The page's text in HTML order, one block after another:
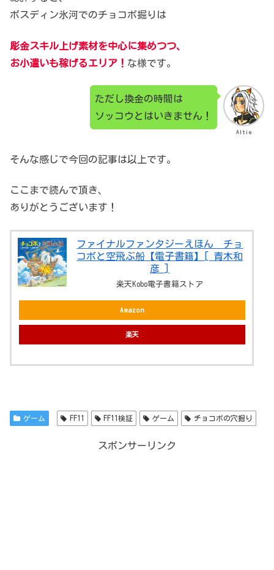
ボスディン氷河でのチョコボ掘りは
彫金スキル上げ素材を中心に集めつつ、
お小遣いも稼げるエリア！ な様です。
Altie
ただし換金の時間は
ソッコウとはいきません！
そんな感じで今回の記事は以上です。
ここまで読んで頂き、
ありがとうございます！
ファイナルファンタジーえほん チョ
コボと空飛ぶ船【電子書籍】[ 青木和
彦 ]
楽天Kobo電子書籍ストア
Amazon
楽天
ゲーム FF11 FF11検証 ゲーム チョコボの穴掘り
スポンサーリンク